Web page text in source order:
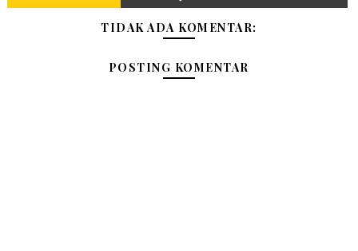
TIDAK ADA KOMENTAR:
POSTING KOMENTAR